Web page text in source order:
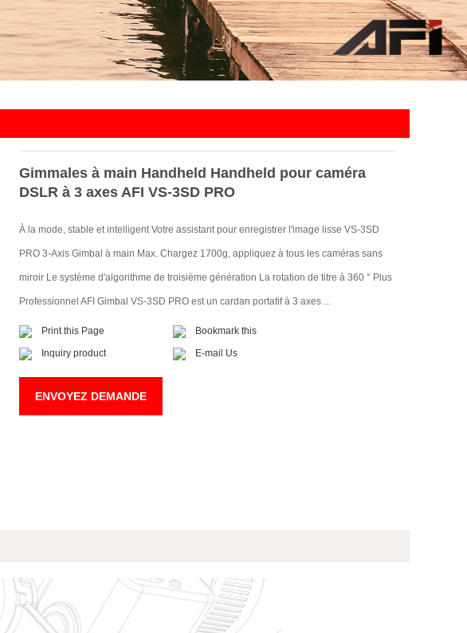
Gimmales à main Handheld Handheld pour caméra
DSLR à 3 axes AFI VS-3SD PRO
À la mode, stable et intelligent Votre assistant pour enregistrer l'image lisse VS-3SD
PRO 3-Axis Gimbal à main Max. Chargez 1700g, appliquez à tous les caméras sans
miroir Le système d'algorithme de troisième génération La rotation de titre à 360 ° Plus
Professionnel AFI Gimbal VS-3SD PRO est un cardan portatif à 3 axes ...
Print this Page
Bookmark this
Inquiry product
E-mail Us
ENVOYEZ DEMANDE